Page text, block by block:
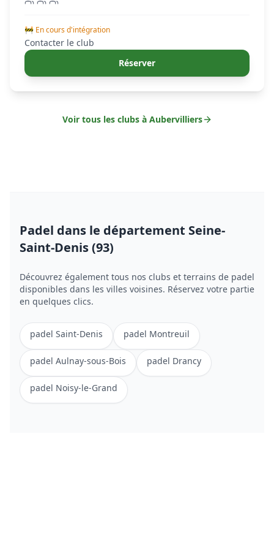
🚧 En cours d'intégration
Contacter le club
Réserver
Voir tous les clubs à Aubervilliers
Padel dans le département Seine-
Saint-Denis (93)
Découvrez également tous nos clubs et terrains de padel
disponibles dans les villes voisines. Réservez votre partie
en quelques clics.
padel Saint-Denis padel Montreuil
padel Aulnay-sous-Bois padel Drancy
padel Noisy-le-Grand